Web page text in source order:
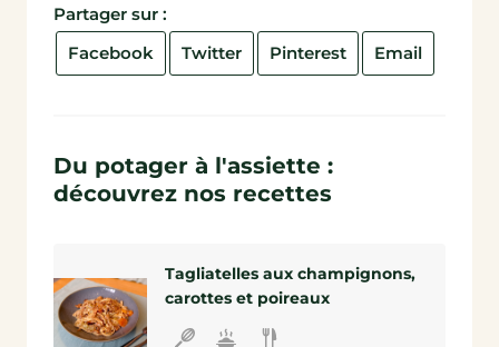
Partager sur :
Facebook
Twitter Pinterest Email
Du potager à l'assiette :
découvrez nos recettes
Tagliatelles aux champignons,
carottes et poireaux